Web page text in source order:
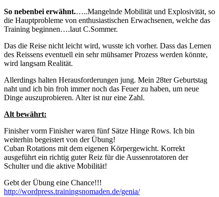
So nebenbei erwähnt.…..Mangelnde Mobilität und Explosivität, so
die Hauptprobleme von enthusiastischen Erwachsenen, welche das
Training beginnen….laut C.Sommer.
Das die Reise nicht leicht wird, wusste ich vorher. Dass das Lernen
des Reissens eventuell ein sehr mühsamer Prozess werden könnte,
wird langsam Realität.
Allerdings halten Herausforderungen jung. Mein 28ter Geburtstag
naht und ich bin froh immer noch das Feuer zu haben, um neue
Dinge auszuprobieren. Alter ist nur eine Zahl.
Alt bewährt:
Finisher vorm Finisher waren fünf Sätze Hinge Rows. Ich bin
weiterhin begeistert von der Übung!
Cuban Rotations mit dem eigenen Körpergewicht. Korrekt
ausgeführt ein richtig guter Reiz für die Aussenrotatoren der
Schulter und die aktive Mobilität!
Gebt der Übung eine Chance!!!
http://wordpress.trainingsnomaden.de/genia/